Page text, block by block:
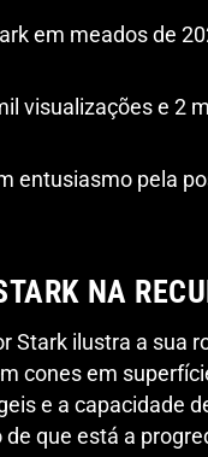
em meados de
visualizações e 2
entusiasmo pela
NA
Stark ilustra a sua
cones em
e a capacidade
que está a